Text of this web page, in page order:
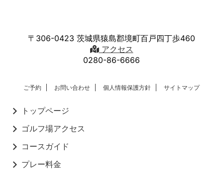
〒306-0423 茨城県猿島郡境町百戸四丁歩460
アクセス
0280-86-6666
ご予約 お問い合わせ 個人情報保護方針 サイトマップ
トップページ
ゴルフ場アクセス
コースガイド
プレー料金